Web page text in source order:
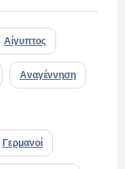
Αίγυπτος
Αναγέννηση
Γερμανοί